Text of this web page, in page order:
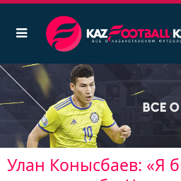
Улан Конысбаев: «Я